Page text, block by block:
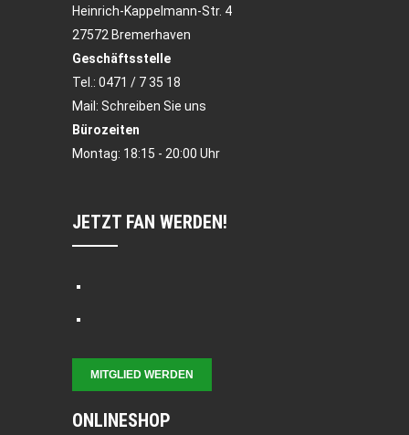
Heinrich-Kappelmann-Str. 4
27572 Bremerhaven
Geschäftsstelle
Tel.: 0471 / 7 35 18
Mail: Schreiben Sie uns
Bürozeiten
Montag: 18:15 - 20:00 Uhr
JETZT FAN WERDEN!
MITGLIED WERDEN
ONLINESHOP